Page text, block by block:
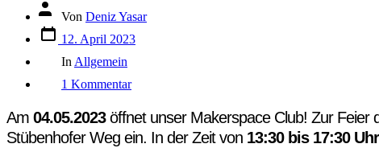
Autor
Beitrags
Von Deniz Yasar
Datum
des
Beitrags
12. April 2023
In Allgemein
1 KommentarEröffnungsfeier
Makerspace
Clubs
Am 04.05.2023öffnet unser Makerspace Club! Zur Feier
Stübenhofer Weg ein. In der Zeit von 13:30 bis 17:30 Uhr